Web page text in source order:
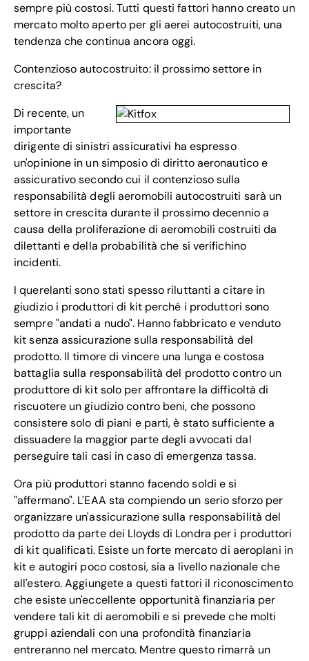
sempre più costosi. Tutti questi fattori hanno creato un
mercato molto aperto per gli aerei autocostruiti, una
tendenza che continua ancora oggi.
Contenzioso autocostruito: il prossimo settore in
crescita?
Di recente, un
importante
dirigente di sinistri assicurativi ha espresso
un'opinione in un simposio di diritto aeronautico e
assicurativo secondo cui il contenzioso sulla
responsabilità degli aeromobili autocostruiti sarà un
settore in crescita durante il prossimo decennio a
causa della proliferazione di aeromobili costruiti da
dilettanti e della probabilità che si verifichino
incidenti.
I querelanti sono stati spesso riluttanti a citare in
giudizio i produttori di kit perché i produttori sono
sempre "andati a nudo". Hanno fabbricato e venduto
kit senza assicurazione sulla responsabilità del
prodotto. Il timore di vincere una lunga e costosa
battaglia sulla responsabilità del prodotto contro un
produttore di kit solo per affrontare la difficoltà di
riscuotere un giudizio contro beni, che possono
consistere solo di piani e parti, è stato sufficiente a
dissuadere la maggior parte degli avvocati dal
perseguire tali casi in caso di emergenza tassa.
Ora più produttori stanno facendo soldi e si
"affermano". L'EAA sta compiendo un serio sforzo per
organizzare un'assicurazione sulla responsabilità del
prodotto da parte dei Lloyds di Londra per i produttori
di kit qualificati. Esiste un forte mercato di aeroplani in
kit e autogiri poco costosi, sia a livello nazionale che
all'estero. Aggiungete a questi fattori il riconoscimento
che esiste un'eccellente opportunità finanziaria per
vendere tali kit di aeromobili e si prevede che molti
gruppi aziendali con una profondità finanziaria
entreranno nel mercato. Mentre questo rimarrà un